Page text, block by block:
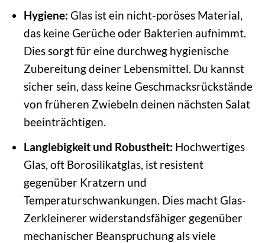
Hygiene: Glas ist ein nicht-poröses Material,
das keine Gerüche oder Bakterien aufnimmt.
Dies sorgt für eine durchweg hygienische
Zubereitung deiner Lebensmittel. Du kannst
sicher sein, dass keine Geschmacksrückstände
von früheren Zwiebeln deinen nächsten Salat
beeinträchtigen.
Langlebigkeit und Robustheit: Hochwertiges
Glas, oft Borosilikatglas, ist resistent
gegenüber Kratzern und
Temperaturschwankungen. Dies macht Glas-
Zerkleinerer widerstandsfähiger gegenüber
mechanischer Beanspruchung als viele